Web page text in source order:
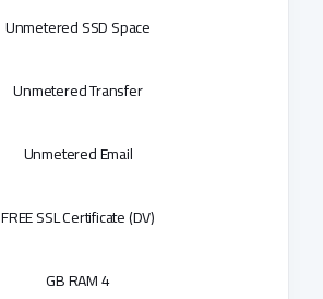
Unmetered SSD Space
Unmetered Transfer
Unmetered Email
FREE SSL Certificate (DV)
4 GB RAM